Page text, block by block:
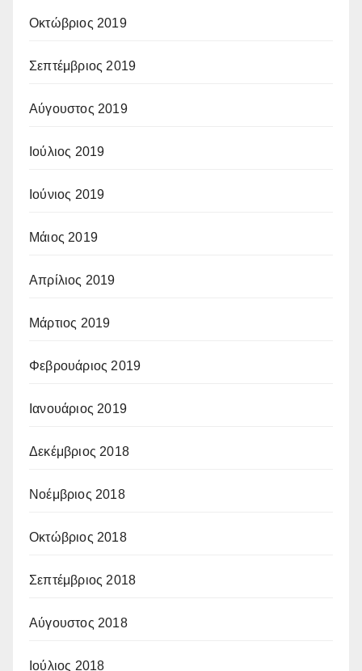
Οκτώβριος 2019
Σεπτέμβριος 2019
Αύγουστος 2019
Ιούλιος 2019
Ιούνιος 2019
Μάιος 2019
Απρίλιος 2019
Μάρτιος 2019
Φεβρουάριος 2019
Ιανουάριος 2019
Δεκέμβριος 2018
Νοέμβριος 2018
Οκτώβριος 2018
Σεπτέμβριος 2018
Αύγουστος 2018
Ιούλιος 2018